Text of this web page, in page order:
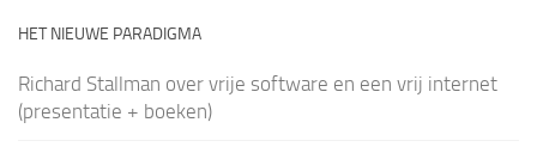
HET NIEUWE PARADIGMA
Richard Stallman over vrije software en een vrij internet
(presentatie + boeken)